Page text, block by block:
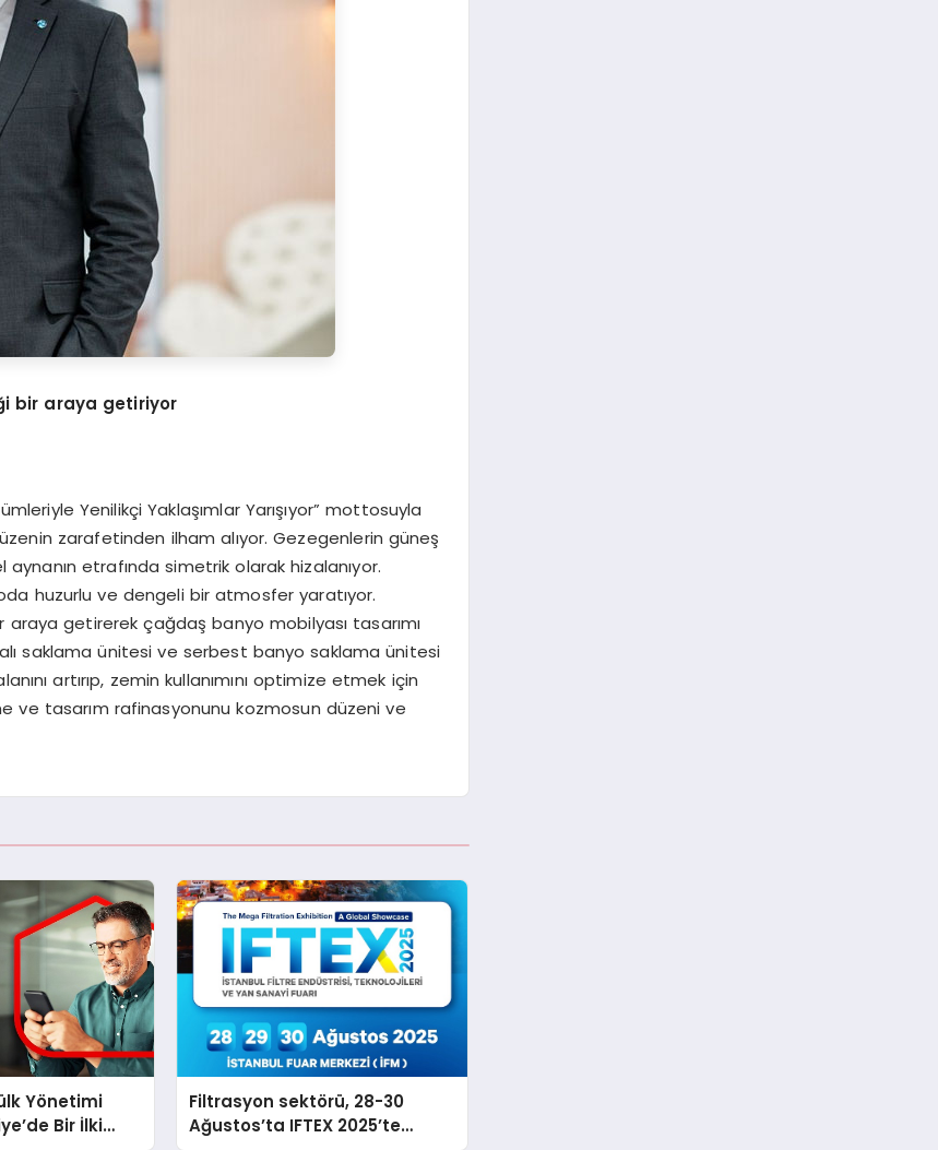
bir araya getiriyor
Yenilikçi Yaklaşımlar Yarışıyor” mottosuyla
zarafetinden ilham alıyor. Gezegenlerin güneş
etrafında simetrik olarak hizalanıyor.
huzurlu ve dengeli bir atmosfer yaratıyor.
getirerek çağdaş banyo mobilyası tasarımı
saklama ünitesi ve serbest banyo saklama ünitesi
artırıp, zemin kullanımını optimize etmek için
ve tasarım rafinasyonunu kozmosun düzeni ve
Yönetimi
Bir İlki
Filtrasyon sektörü, 28-30
Ağustos’ta IFTEX 2025’te